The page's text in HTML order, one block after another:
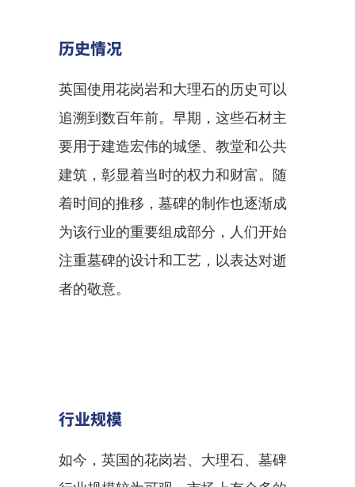
历史情况
英国使用花岗岩和大理石的历史可以
追溯到数百年前。早期，这些石材主
要用于建造宏伟的城堡、教堂和公共
建筑，彰显着当时的权力和财富。随
着时间的推移，墓碑的制作也逐渐成
为该行业的重要组成部分，人们开始
注重墓碑的设计和工艺，以表达对逝
者的敬意。
行业规模
如今，英国的花岗岩、大理石、墓碑